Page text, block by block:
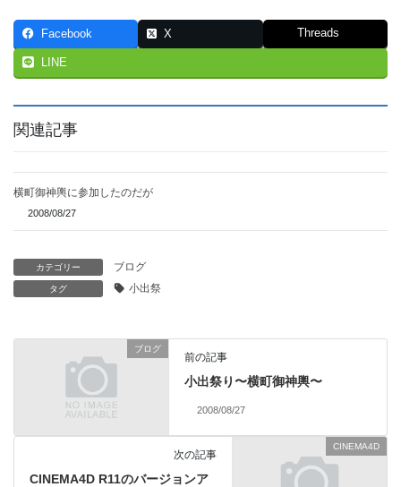
Facebook X Threads
LINE
関連記事
横町御神輿に参加したのだが
2008/08/27
カテゴリー ブログ
タグ 小出祭
ブログ
前の記事
小出祭り〜横町御神輿〜
2008/08/27
CINEMA4D
次の記事
CINEMA4D R11のバージョンア